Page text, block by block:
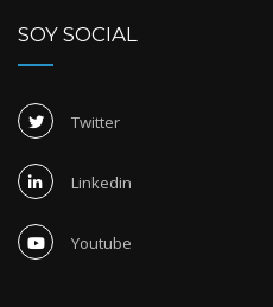
SOY SOCIAL
Twitter
Linkedin
Youtube